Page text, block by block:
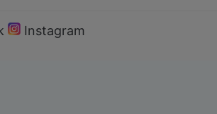
Instagram